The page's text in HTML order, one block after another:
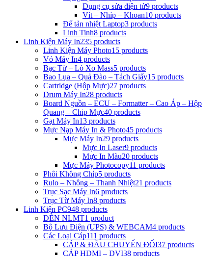
Dụng cụ sửa điện tử9 products
Vít – Nhíp – Khoan10 products
Đế tản nhiệt Laptop3 products
Linh Tinh8 products
Linh Kiện Máy In235 products
Linh Kiện Máy Photo15 products
Vỏ Máy In4 products
Bạc Từ – Lò Xo Mass5 products
Bao Lụa – Quả Đào – Tách Giấy15 products
Cartridge (Hộp Mực)27 products
Drum Máy In28 products
Board Nguồn – ECU – Formatter – Cao Áp – Hộp
Quang – Chip Mực40 products
Gạt Máy In13 products
Mực Nạp Máy In & Photo45 products
Mực Máy In29 products
Mực In Laser9 products
Mực In Màu20 products
Mực Máy Photocopy11 products
Phôi Không Chíp5 products
Rulo – Nhông – Thanh Nhiệt21 products
Trục Sạc Máy In6 products
Trục Từ Máy In8 products
Linh Kiện PC948 products
ĐÈN NLMT1 product
Bộ Lưu Điện (UPS) & WEBCAM4 products
Các Loại Cáp111 products
CÁP & ĐẦU CHUYỂN ĐỔI37 products
CÁP HDMI – DVI38 products